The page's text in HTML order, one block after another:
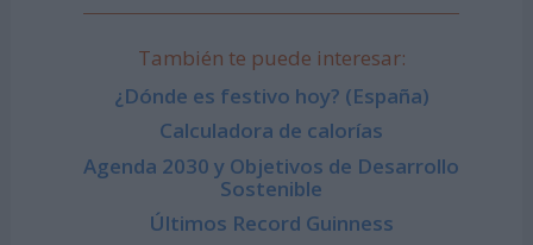
También te puede interesar:
¿Dónde es festivo hoy? (España)
Calculadora de calorías
Agenda 2030 y Objetivos de Desarrollo
Sostenible
Últimos Record Guinness